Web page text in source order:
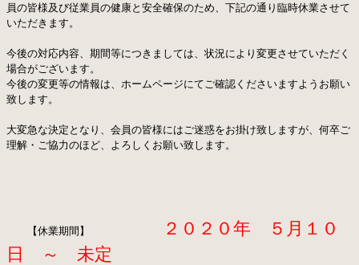
100切りゴルフレッスンコース
ラウンドレッスンコース
フリー練習
カフェ紹介 アクセスマップ
お知らせ よくある質問
ゴルフ用語集
員の皆様及び従業員の健康と安全確保のため、下記の通り臨時休業させて
いただきます。
今後の対応内容、期間等につきましては、状況により変更させていただく
場合がございます。
今後の変更等の情報は、ホームページにてご確認くださいますようお願い
致します。
大変急な決定となり、会員の皆様にはご迷惑をお掛け致しますが、何卒ご
理解・ご協力のほど、よろしくお願い致します。
【休業期間】
２０２０年 ５月１０
日 ～ 未定